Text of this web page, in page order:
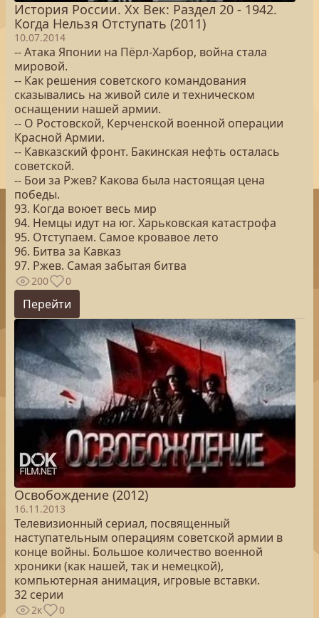
История России. Хх Век: Раздел 20 - 1942.
Когда Нельзя Отступать (2011)
10.07.2014
-- Атака Японии на Пёрл-Харбор, война стала
мировой.
-- Как решения советского командования
сказывались на живой силе и техническом
оснащении нашей армии.
-- О Ростовской, Керченской военной операции
Красной Армии.
-- Кавказский фронт. Бакинская нефть осталась
советской.
-- Бои за Ржев? Какова была настоящая цена
победы.
93. Когда воюет весь мир
94. Немцы идут на юг. Харьковская катастрофа
95. Отступаем. Самое кровавое лето
96. Битва за Кавказ
97. Ржев. Самая забытая битва
200 0
Перейти
Освобождение (2012)
16.11.2013
Телевизионный сериал, посвященный
наступательным операциям советской армии в
конце войны. Большое количество военной
хроники (как нашей, так и немецкой),
компьютерная анимация, игровые вставки.
32 серии
2к 0